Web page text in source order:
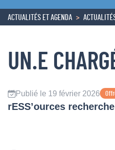
ACCUEIL
ACTUALITÉS ET AGENDA
UN.E
Publié le 19 février 2026
rESS’ources